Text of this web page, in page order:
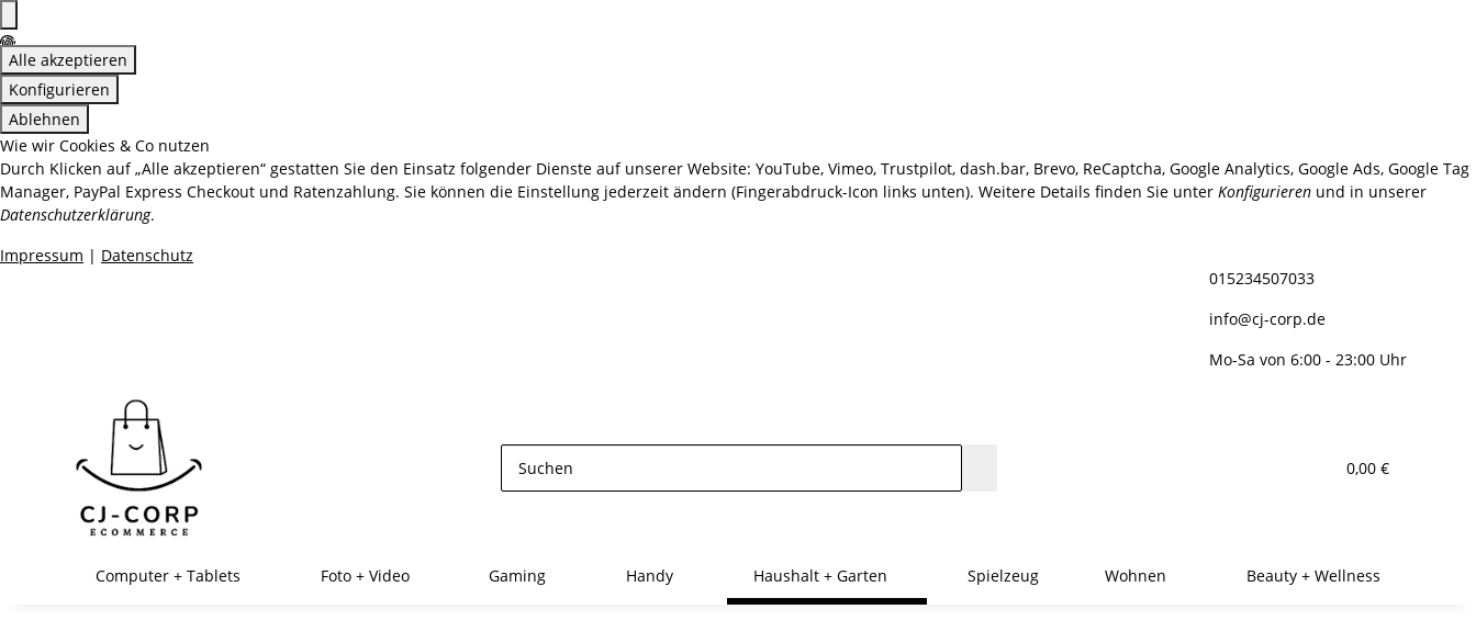
Alle akzeptieren
Konfigurieren
Ablehnen
Wie wir Cookies & Co nutzen
Durch Klicken auf „Alle akzeptieren“ gestatten Sie den Einsatz folgender Dienste auf unserer Website: YouTube, Vimeo, Trustpilot, dash.bar, Brevo, ReCaptcha, Google Analytics, Google Ads, Google Tag
Manager, PayPal Express Checkout und Ratenzahlung. Sie können die Einstellung jederzeit ändern (Fingerabdruck-Icon links unten). Weitere Details finden Sie unter Konfigurieren und in unserer
Datenschutzerklärung.
Impressum | Datenschutz
015234507033
info@cj-corp.de
Mo-Sa von 6:00 - 23:00 Uhr
0,00 €
Computer + Tablets Foto + Video Gaming Handy Haushalt + Garten Spielzeug Wohnen Beauty + Wellness